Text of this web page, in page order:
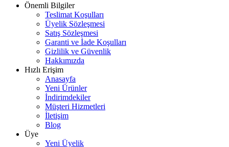
Önemli Bilgiler
Teslimat Koşulları
Üyelik Sözleşmesi
Satış Sözleşmesi
Garanti ve İade Koşulları
Gizlilik ve Güvenlik
Hakkımızda
Hızlı Erişim
Anasayfa
Yeni Ürünler
İndirimdekiler
Müşteri Hizmetleri
İletişim
Blog
Üye
Yeni Üyelik